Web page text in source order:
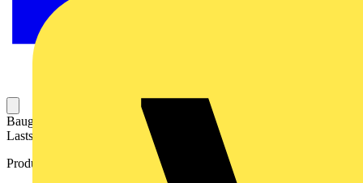
Baugruppe aus Steckrelais und Stecksockel. Steuerstromkreis und
Laststromkreis sind galvanisch getrennt.
Produktkennzeichen